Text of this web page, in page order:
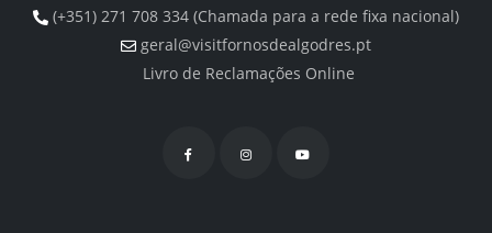
(+351) 271 708 334 (Chamada para a rede fixa nacional)
geral@visitfornosdealgodres.pt
Livro de Reclamações Online